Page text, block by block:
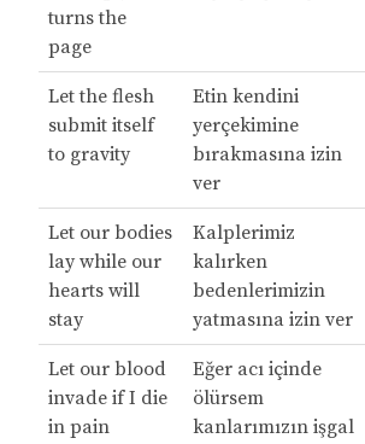
turns the
page
Let the flesh
submit itself
to gravity
Etin kendini
yerçekimine
bırakmasına izin
ver
Let our bodies
lay while our
hearts will
stay
Kalplerimiz
kalırken
bedenlerimizin
yatmasına izin ver
Let our blood
invade if I die
in pain
Eğer acı içinde
ölürsem
kanlarımızın işgal